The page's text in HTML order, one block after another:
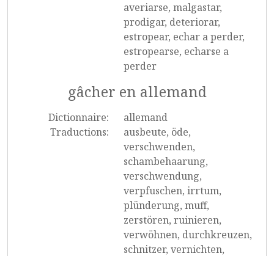
averiarse, malgastar,
prodigar, deteriorar,
estropear, echar a perder,
estropearse, echarse a
perder
gâcher en allemand
Dictionnaire:
allemand
Traductions:
ausbeute, öde,
verschwenden,
schambehaarung,
verschwendung,
verpfuschen, irrtum,
plünderung, muff,
zerstören, ruinieren,
verwöhnen, durchkreuzen,
schnitzer, vernichten,